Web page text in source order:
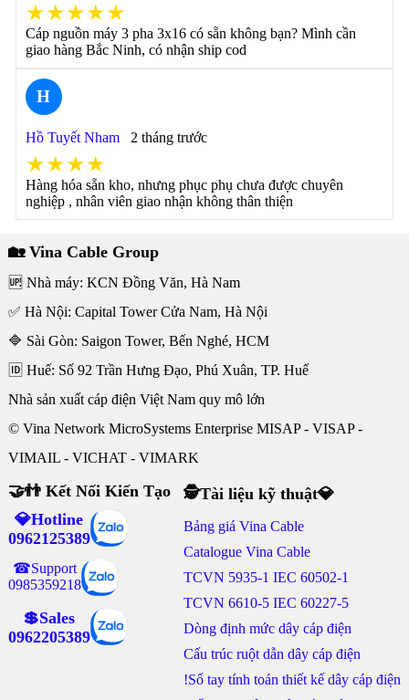
★★★★★
Cáp nguồn máy 3 pha 3x16 có sẵn không bạn? Mình cần
giao hàng Bắc Ninh, có nhận ship cod
H
Hồ Tuyết Nham 2 tháng trước
★★★★
Hàng hóa sẵn kho, nhưng phục phụ chưa được chuyên
nghiệp , nhân viên giao nhận không thân thiện
🏡 Vina Cable Group
🆙 Nhà máy: KCN Đồng Văn, Hà Nam
✅ Hà Nội: Capital Tower Cửa Nam, Hà Nội
🔷 Sài Gòn: Saigon Tower, Bến Nghé, HCM
🆔 Huế: Số 92 Trần Hưng Đạo, Phú Xuân, TP. Huế
Nhà sản xuất cáp điện Việt Nam quy mô lớn
© Vina Network MicroSystems Enterprise MISAP - VISAP -
VIMAIL - VICHAT - VIMARK
🤝👬 Kết Nối Kiến Tạo
💎Hotline
0962125389
☎Support
0985359218
💲Sales
0962205389
🕵Tài liệu kỹ thuật💎
Bảng giá Vina Cable
Catalogue Vina Cable
TCVN 5935-1 IEC 60502-1
TCVN 6610-5 IEC 60227-5
Dòng định mức dây cáp điện
Cấu trúc ruột dẫn dây cáp điện
!Sổ tay tính toán thiết kế dây cáp điện